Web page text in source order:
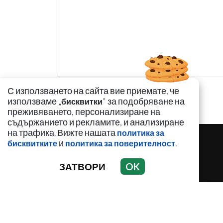
С използването на сайта вие приемате, че
използваме „бисквитки" за подобряване на
преживяването, персонализиране на
съдържанието и рекламите, и анализиране
на трафика. Вижте нашата политика за
бисквитките и политика за поверителност.
ЗАТВОРИ OK